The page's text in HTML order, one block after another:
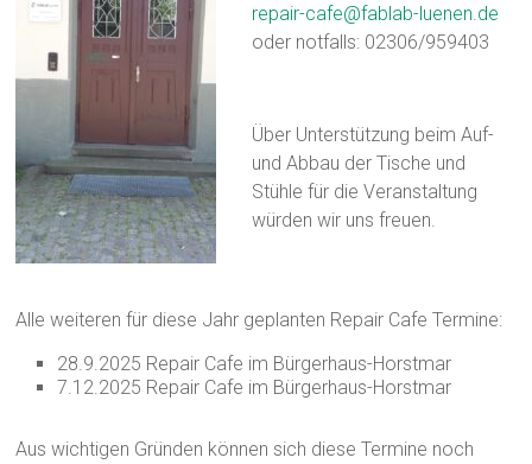
repair-cafe@fablab-luenen.de
oder notfalls: 02306/959403
Über Unterstützung beim Auf-
und Abbau der Tische und
Stühle für die Veranstaltung
würden wir uns freuen.
Alle weiteren für diese Jahr geplanten Repair Cafe Termine:
28.9.2025 Repair Cafe im Bürgerhaus-Horstmar
7.12.2025 Repair Cafe im Bürgerhaus-Horstmar
Aus wichtigen Gründen können sich diese Termine noch